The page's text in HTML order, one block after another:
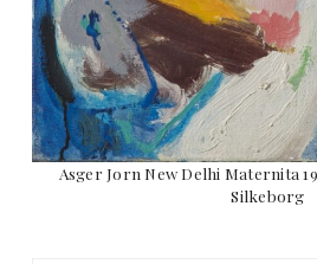
Asger Jorn New Delhi Maternita
Silkeborg